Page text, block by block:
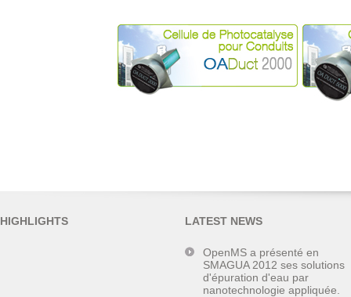
HIGHLIGHTS LATEST NEWS
OpenMS a présenté en
SMAGUA 2012 ses solutions
d'épuration d'eau par
nanotechnologie appliquée.